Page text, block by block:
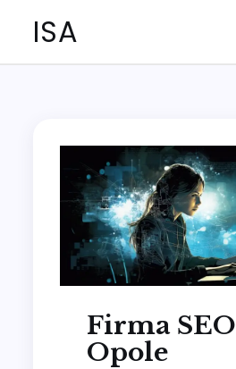
ISA
Firma SEO
Opole